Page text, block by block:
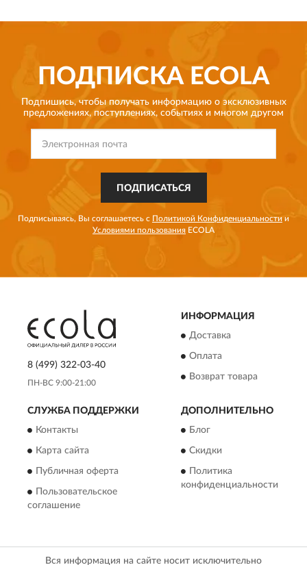
ПОДПИСКА ECOLA
Подпишись, чтобы получать информацию о эксклюзивных
предложениях, поступлениях, событиях и многом другом
ПОДПИСАТЬСЯ
Подписываясь, Вы соглашаетесь с Политикой Конфиденциальности и
Условиями пользования ECOLA
8 (499) 322-03-40
ПН-ВС 9:00-21:00
ИНФОРМАЦИЯ
Доставка
Оплата
Возврат товара
СЛУЖБА ПОДДЕРЖКИ
Контакты
Карта сайта
Публичная оферта
Пользовательское
соглашение
ДОПОЛНИТЕЛЬНО
Блог
Скидки
Политика
конфиденциальности
Вся информация на сайте носит исключительно